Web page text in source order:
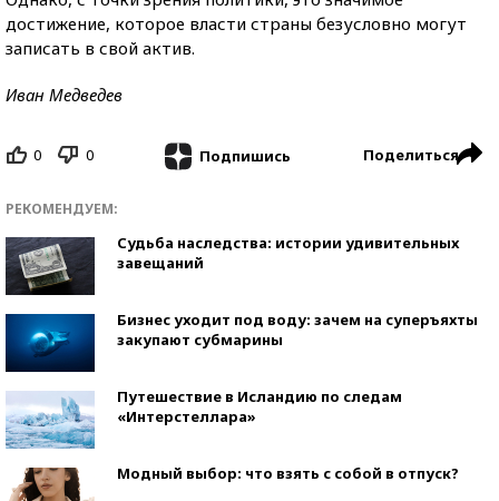
достижение, которое власти страны безусловно могут
записать в свой актив.
Иван Медведев
0 0 Подпишись Поделиться
РЕКОМЕНДУЕМ:
Судьба наследства: истории удивительных
завещаний
Бизнес уходит под воду: зачем на суперъяхты
закупают субмарины
Путешествие в Исландию по следам
«Интерстеллара»
Модный выбор: что взять с собой в отпуск?